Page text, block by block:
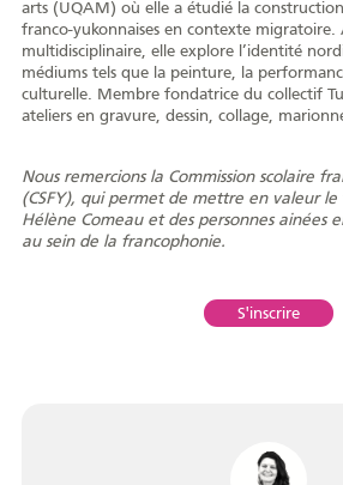
Portrait Histoire
francophonie
Reconnaissance
arts (UQAM) où elle a étudié la
franco-yukonnaises en contexte migratoire.
multidisciplinaire, elle explore l’identité
médiums tels que la peinture, la
culturelle. Membre fondatrice du collectif
ateliers en gravure, dessin, collage,
Nous remercions la Commission scolaire
(CSFY), qui permet de mettre en valeur
Hélène Comeau et des personnes ainées
au sein de la francophonie.
S'inscrire